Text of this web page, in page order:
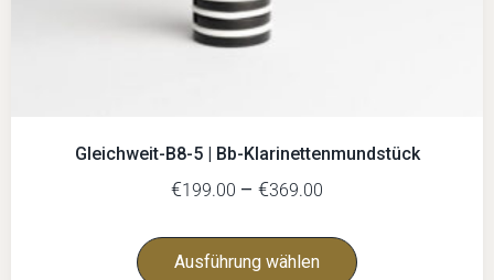
Gleichweit-B8-5 | Bb-Klarinettenmundstück
€199.00 – €369.00
Ausführung wählen